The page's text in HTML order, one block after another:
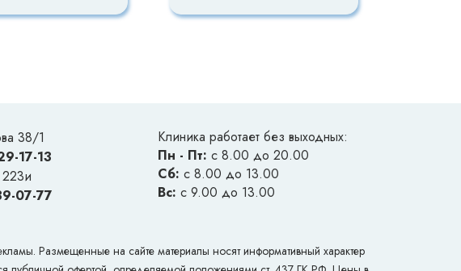
38/1
17-13
07-77
Клиника работает без выходных:
Пн - Пт: с 8.00 до 20.00
Сб: с 8.00 до 13.00
Вс: с 9.00 до 13.00
Размещенные на сайте материалы носят информативный характер